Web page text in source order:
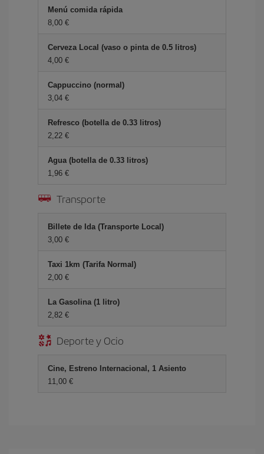
Menú comida rápida
8,00 €
Cerveza Local (vaso o pinta de 0.5 litros)
4,00 €
Cappuccino (normal)
3,04 €
Refresco (botella de 0.33 litros)
2,22 €
Agua (botella de 0.33 litros)
1,96 €
Transporte
Billete de Ida (Transporte Local)
3,00 €
Taxi 1km (Tarifa Normal)
2,00 €
La Gasolina (1 litro)
2,82 €
Deporte y Ocio
Cine, Estreno Internacional, 1 Asiento
11,00 €